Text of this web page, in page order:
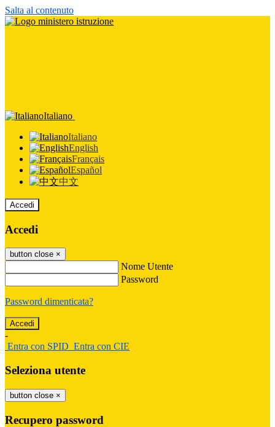
Salta al contenuto
Italiano
Italiano
English
Français
Español
中文
Accedi
Accedi
button close ×
Nome Utente
Password
Password dimenticata?
-
Entra con SPID Entra con CIE
Seleziona utente
button close ×
Recupero password